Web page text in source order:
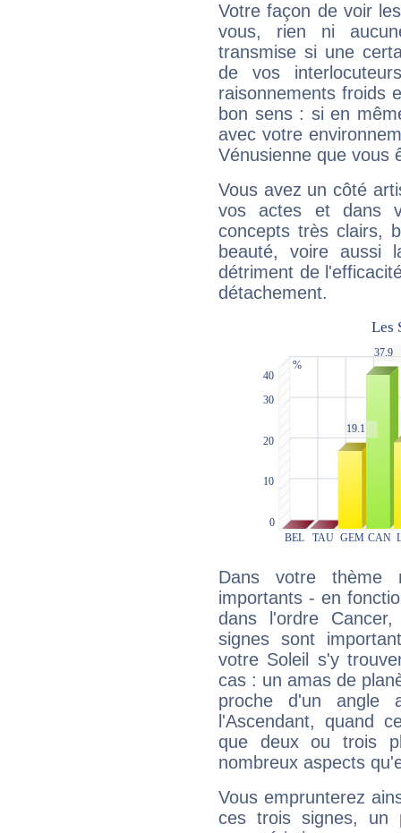
Votre façon de voir
vous, rien ni
transmise si une
de vos
raisonnements froids
bon sens : si en
avec votre
Vénusienne que vous
Vous avez un côté
vos actes et dans
concepts très clairs,
beauté, voire aussi
détriment de
détachement.
Dans votre thème
importants - en
dans l'ordre
signes sont
votre Soleil s'y
cas : un amas de
proche d'un
l'Ascendant, quand
que deux ou trois
nombreux aspects
Vous emprunterez
ces trois signes, un